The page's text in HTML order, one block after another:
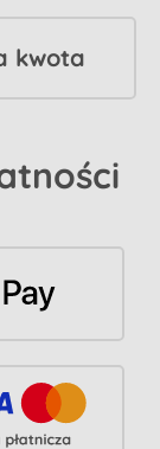
kwota